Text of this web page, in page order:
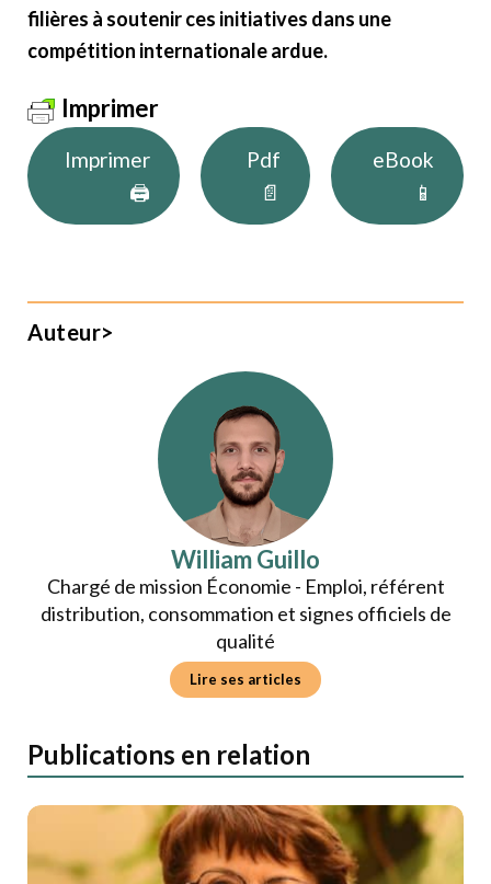
filières à soutenir ces initiatives dans une
compétition internationale ardue.
Imprimer
Imprimer
🖨
Pdf
📄
eBook
📱
Auteur>
William Guillo
Chargé de mission Économie - Emploi, référent
distribution, consommation et signes officiels de
qualité
Lire ses articles
Publications en relation